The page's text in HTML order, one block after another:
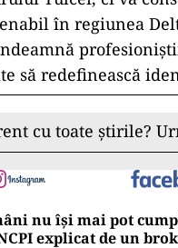
în regiunea
să redefinească
cu toate știrile?
nu își mai pot
explicat de un